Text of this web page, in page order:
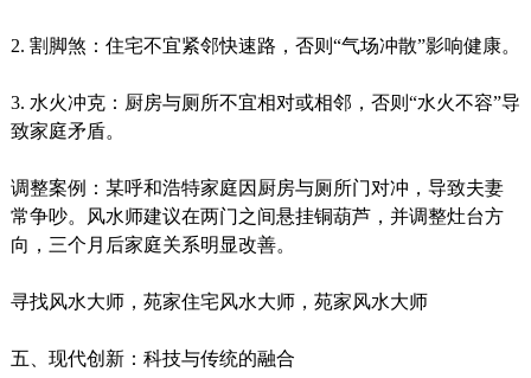
2. 割脚煞：住宅不宜紧邻快速路，否则“气场冲散”影响健康。
3. 水火冲克：厨房与厕所不宜相对或相邻，否则“水火不容”导
致家庭矛盾。
调整案例：某呼和浩特家庭因厨房与厕所门对冲，导致夫妻
常争吵。风水师建议在两门之间悬挂铜葫芦，并调整灶台方
向，三个月后家庭关系明显改善。
寻找风水大师，苑家住宅风水大师，苑家风水大师
五、现代创新：科技与传统的融合